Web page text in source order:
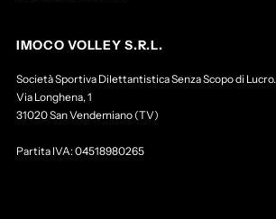
IMOCO VOLLEY S.R.L.
Società Sportiva Dilettantistica Senza Scopo di Lucro.
Via Longhena, 1
31020 San Vendemiano (TV)
Partita IVA: 04518980265